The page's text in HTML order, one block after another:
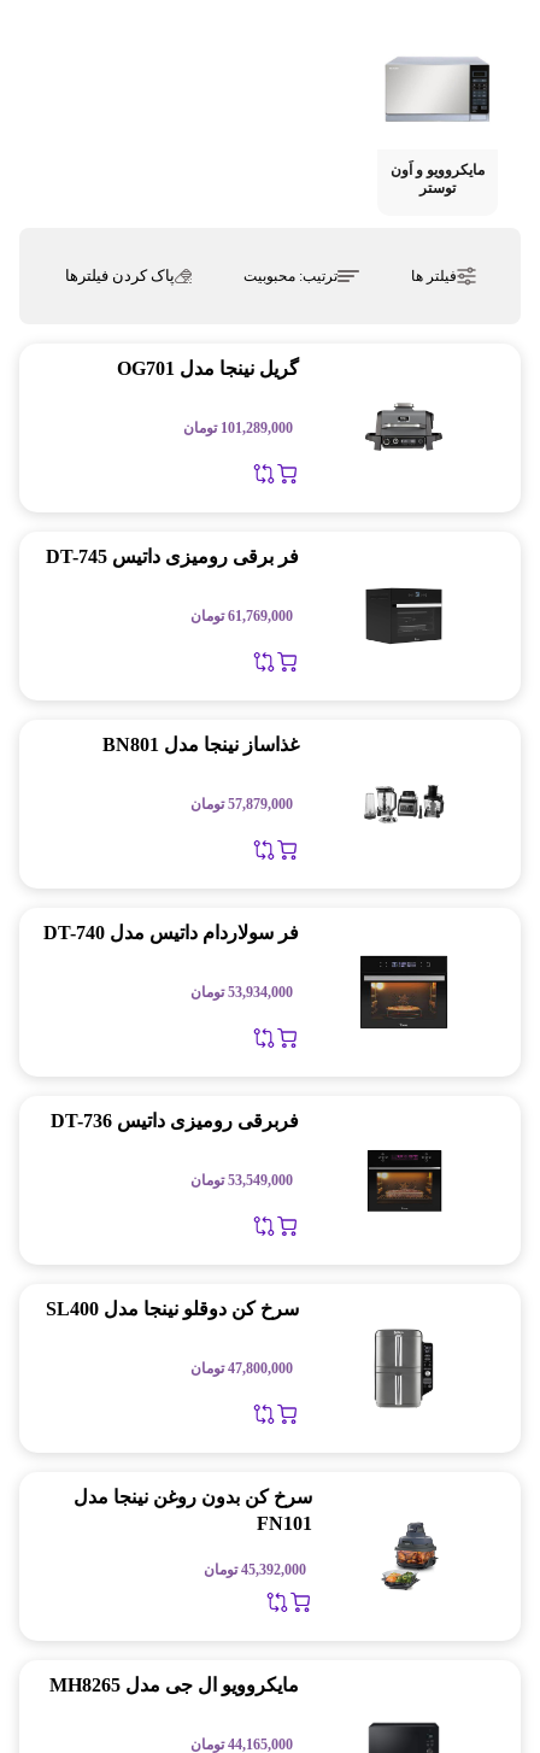
مایکروویو و اَون
توستر
فیلتر ها ترتیب:محبوبیت پاک کردن فیلترها
گریل نینجا مدل OG701
101,289,000 تومان
فر برقی رومیزی داتیس DT-745
61,769,000 تومان
غذاساز نینجا مدل BN801
57,879,000 تومان
فر سولاردام داتیس مدل DT-740
53,934,000 تومان
فربرقی رومیزی داتیس DT-736
53,549,000 تومان
سرخ کن دوقلو نینجا مدل SL400
47,800,000 تومان
سرخ کن بدون روغن نینجا مدل
FN101
45,392,000 تومان
مایکروویو ال جی مدل MH8265
44,165,000 تومان